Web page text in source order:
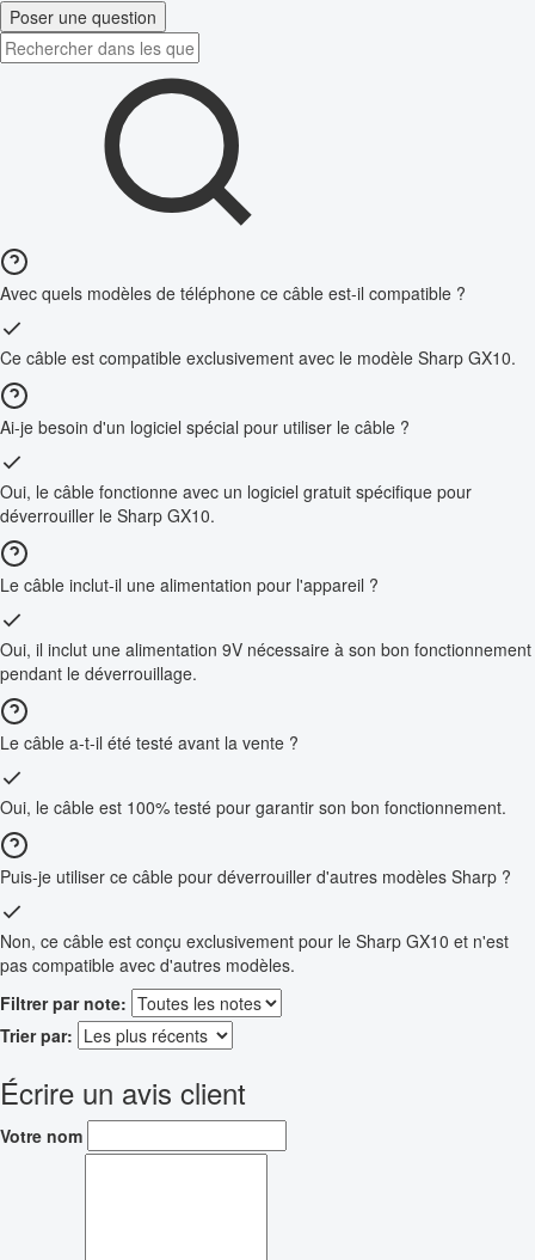
Poser une question
Avec quels modèles de téléphone ce câble est-il compatible ?
Ce câble est compatible exclusivement avec le modèle Sharp GX10.
Ai-je besoin d'un logiciel spécial pour utiliser le câble ?
Oui, le câble fonctionne avec un logiciel gratuit spécifique pour
déverrouiller le Sharp GX10.
Le câble inclut-il une alimentation pour l'appareil ?
Oui, il inclut une alimentation 9V nécessaire à son bon fonctionnement
pendant le déverrouillage.
Le câble a-t-il été testé avant la vente ?
Oui, le câble est 100% testé pour garantir son bon fonctionnement.
Puis-je utiliser ce câble pour déverrouiller d'autres modèles Sharp ?
Non, ce câble est conçu exclusivement pour le Sharp GX10 et n'est
pas compatible avec d'autres modèles.
Filtrer par note:
Trier par:
Écrire un avis client
Votre nom